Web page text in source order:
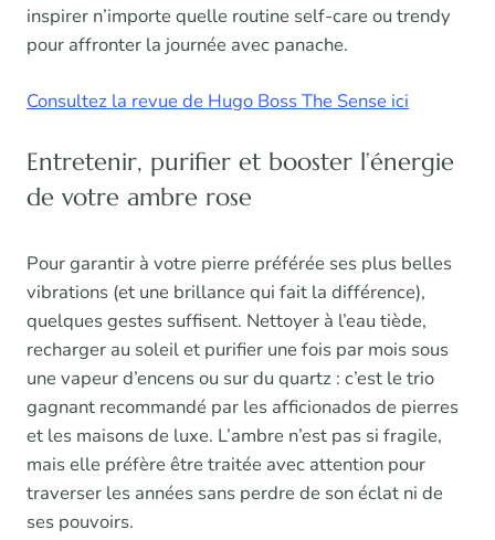
inspirer n’importe quelle routine self-care ou trendy
pour affronter la journée avec panache.
Consultez la revue de Hugo Boss The Sense ici
Entretenir, purifier et booster l’énergie
de votre ambre rose
Pour garantir à votre pierre préférée ses plus belles
vibrations (et une brillance qui fait la différence),
quelques gestes suffisent. Nettoyer à l’eau tiède,
recharger au soleil et purifier une fois par mois sous
une vapeur d’encens ou sur du quartz : c’est le trio
gagnant recommandé par les afficionados de pierres
et les maisons de luxe. L’ambre n’est pas si fragile,
mais elle préfère être traitée avec attention pour
traverser les années sans perdre de son éclat ni de
ses pouvoirs.